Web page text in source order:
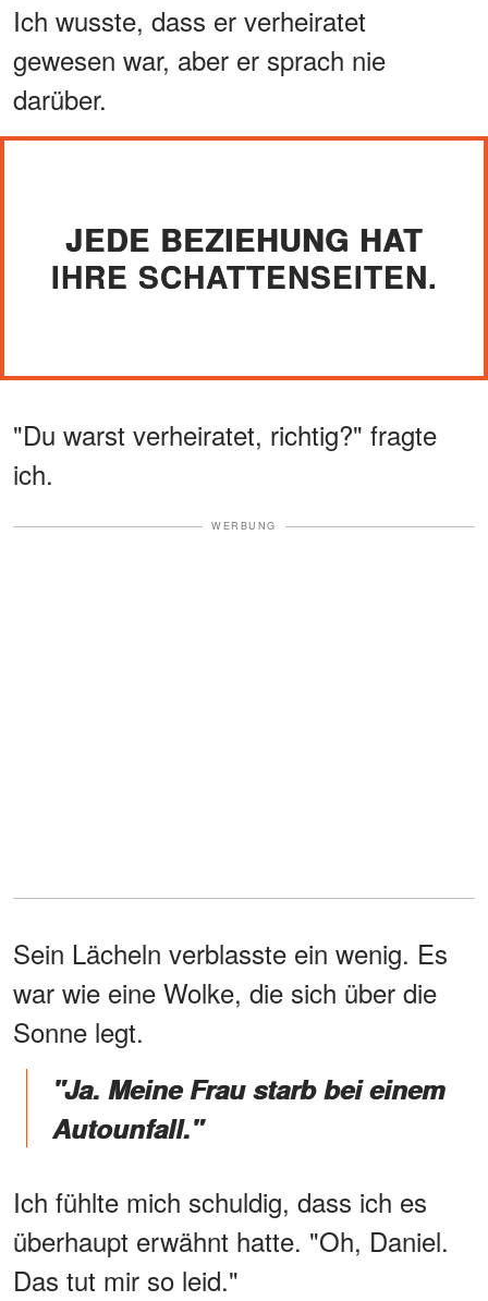
Ich wusste, dass er verheiratet
gewesen war, aber er sprach nie
darüber.
JEDE BEZIEHUNG HAT
IHRE SCHATTENSEITEN.
"Du warst verheiratet, richtig?" fragte
ich.
WERBUNG
Sein Lächeln verblasste ein wenig. Es
war wie eine Wolke, die sich über die
Sonne legt.
"Ja. Meine Frau starb bei einem
Autounfall."
Ich fühlte mich schuldig, dass ich es
überhaupt erwähnt hatte. "Oh, Daniel.
Das tut mir so leid."